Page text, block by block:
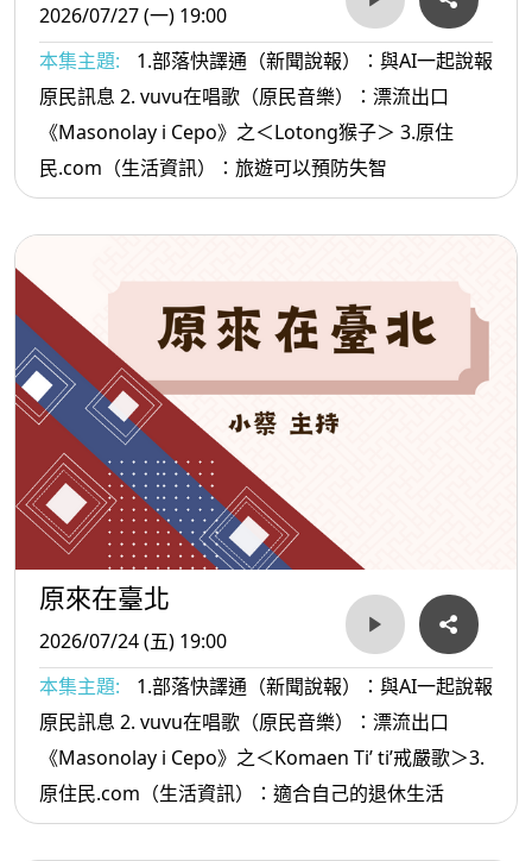
2026/07/27 (一) 19:00
本集主題:
1.部落快譯通（新聞說報）：與AI一起說報
原民訊息 2. vuvu在唱歌（原民音樂）：漂流出口
《Masonolay i Cepo》之＜Lotong猴子＞ 3.原住
民.com（生活資訊）：旅遊可以預防失智
原來在臺北
2026/07/24 (五) 19:00
本集主題:
1.部落快譯通（新聞說報）：與AI一起說報
原民訊息 2. vuvu在唱歌（原民音樂）：漂流出口
《Masonolay i Cepo》之＜Komaen Ti’ ti’戒嚴歌＞3.
原住民.com（生活資訊）：適合自己的退休生活